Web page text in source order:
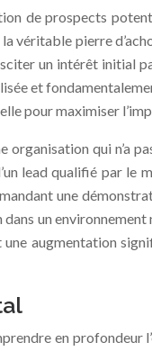
de prospects
pierre
un intérêt initial
et
pour maximiser
qui n’a
lead qualifié par le
une
un environnement
augmentation
en profondeur